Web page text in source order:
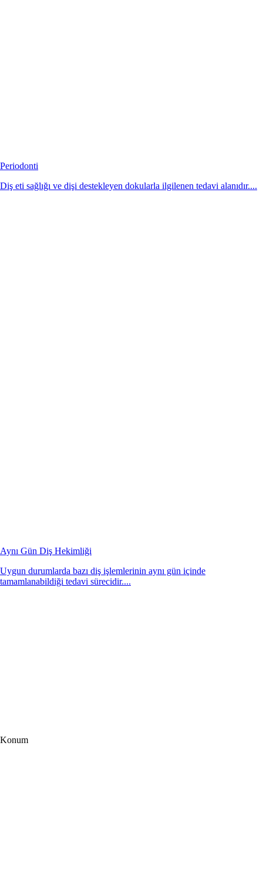
Periodonti
Diş eti sağlığı ve dişi destekleyen dokularla ilgilenen tedavi alanıdır....
Aynı Gün Diş Hekimliği
Uygun durumlarda bazı diş işlemlerinin aynı gün içinde
tamamlanabildiği tedavi sürecidir....
Konum